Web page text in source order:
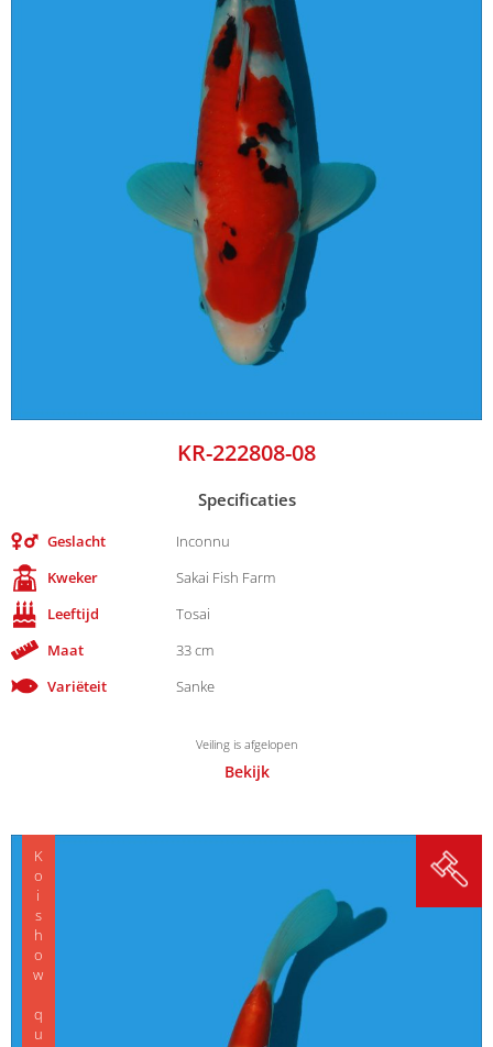
KR-222808-08
Specificaties
Geslacht
Inconnu
Kweker
Sakai Fish Farm
Leeftijd
Tosai
Maat
33 cm
Variëteit
Sanke
Veiling is afgelopen
Bekijk